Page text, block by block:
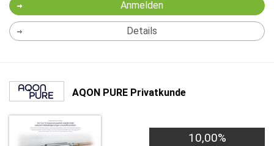
Anmelden
Details
AQON PURE Privatkunde
100,00€
10,00%